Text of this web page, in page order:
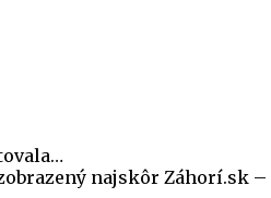
najskôr Záhorí.sk –